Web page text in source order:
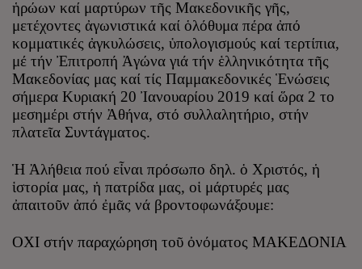
ἡρώων καί μαρτύρων τῆς Μακεδονικῆς γῆς,
μετέχοντες ἀγωνιστικά καί ὁλόθυμα πέρα ἀπό
κομματικές ἀγκυλώσεις, ὑπολογισμούς καί τερτίπια,
μέ τήν Ἐπιτροπή Ἀγώνα γιά τήν ἑλληνικότητα τῆς
Μακεδονίας μας καί τίς Παμμακεδονικές Ἑνώσεις
σήμερα Κυριακή 20 Ἰανουαρίου 2019 καί ὥρα 2 το
μεσημέρι στήν Ἀθήνα, στό συλλαλητήριο, στήν
πλατεῖα Συντάγματος.
Ἡ Ἀλήθεια πού εἶναι πρόσωπο δηλ. ὁ Χριστός, ἡ
ἱστορία μας, ἡ πατρίδα μας, οἱ μάρτυρές μας
ἀπαιτοῦν ἀπό ἐμᾶς νά βροντοφωνάξουμε:
ΟΧΙ στήν παραχώρηση τοῦ ὀνόματος ΜΑΚΕΔΟΝΙΑ